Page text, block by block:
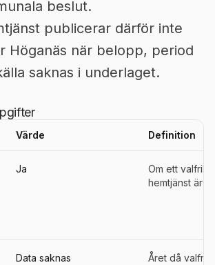
beslut.
publicerar därför inte
Höganäs när belopp, period
saknas i underlaget.
Värde Definition
Ja
Om ett
hemtjänst är
Data saknas
Året då